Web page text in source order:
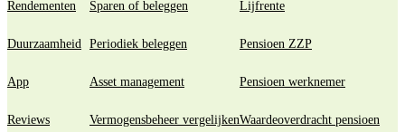
Rendementen
Duurzaamheid
App
Reviews
Sparen of beleggen
Periodiek beleggen
Asset management
Vermogensbeheer vergelijken
Lijfrente
Pensioen ZZP
Pensioen werknemer
Waardeoverdracht pensioen